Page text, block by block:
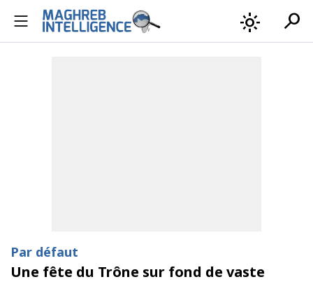
light_mode search
Par défaut
Une fête du Trône sur fond de vaste